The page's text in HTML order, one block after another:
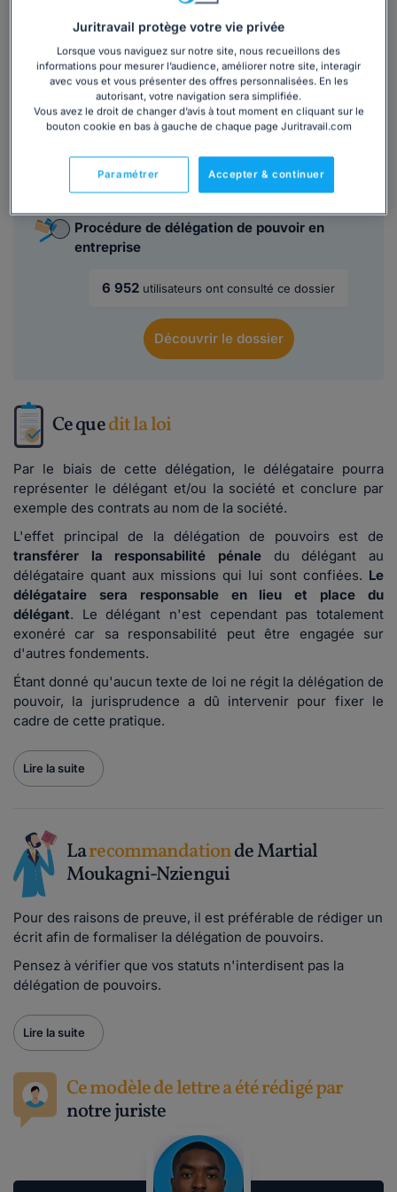
délégation par écrit, afin de disposer d'une preuve claire
en cas de contestation ou de litige.
Lire la suite
modèle de lettreest inclus dans le
dossier :
Procédure de délégation de pouvoir en
entreprise
6 952 utilisateurs ont consulté ce dossier
Découvrirle dossier
Ce quedit la loi
Par le biais de cette délégation, le délégataire pourra
représenter le délégant et/ou la société et conclure par
exemple des contrats au nom de la société.
L'effet principal de la délégation de pouvoirs est de
transférer la responsabilité pénale du délégant au
délégataire quant aux missions qui lui sont confiées. Le
délégataire sera responsable en lieu et place du
délégant. Le délégant n'est cependant pas totalement
exonéré car sa responsabilité peut être engagée sur
d'autres fondements.
Étant donné qu'aucun texte de loi ne régit la délégation de
pouvoir, la jurisprudence a dû intervenir pour fixer le
cadre de cette pratique.
Lire la suite
Larecommandationde Martial
Moukagni-Nziengui
Pour des raisons de preuve, il est préférable de rédiger un
écrit afin de formaliser la délégation de pouvoirs.
Pensez à vérifier que vos statuts n'interdisent pas la
délégation de pouvoirs.
Lire la suite
Ce modèle de lettre a été rédigé par
notre juriste
Juritravail protège votre vie privée
Lorsque vous naviguez sur notre site, nous recueillons des
informations pour mesurer l’audience, améliorer notre site, interagir
avec vous et vous présenter des offres personnalisées. En les
autorisant, votre navigation sera simplifiée.
Vous avez le droit de changer d’avis à tout moment en cliquant sur le
bouton cookie en bas à gauche de chaque page Juritravail.com
Accepter & continuer
Paramétrer